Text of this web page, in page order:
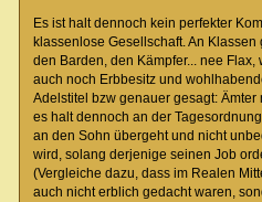
Es ist halt dennoch kein perfekter
klassenlose Gesellschaft. An
den Barden, den Kämpfer... nee
auch noch Erbbesitz und
Adelstitel bzw genauer gesagt:
es halt dennoch an der
an den Sohn übergeht und nicht
wird, solang derjenige seinen Job
(Vergleiche dazu, dass im Realen
auch nicht erblich gedacht waren,